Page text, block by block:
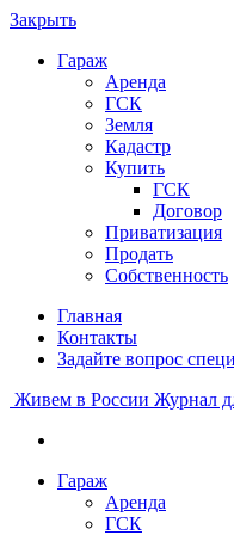
Закрыть
Гараж
Аренда
ГСК
Земля
Кадастр
Купить
ГСК
Договор
Приватизация
Продать
Собственность
Главная
Контакты
Задайте вопрос
Живем в России Журнал
Гараж
Аренда
ГСК